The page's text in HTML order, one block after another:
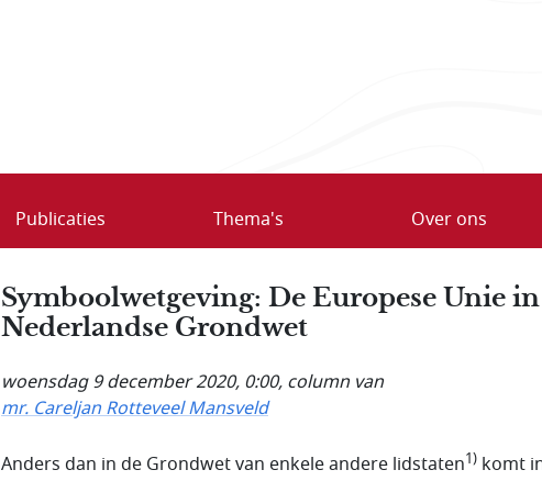
Publicaties Thema's Over ons
Symboolwetgeving: De Europese Unie
Nederlandse Grondwet
woensdag 9 december 2020, 0:00, column van
mr. Careljan Rotteveel Mansveld
Anders dan in de Grondwet van enkele andere lidstaten1) komt